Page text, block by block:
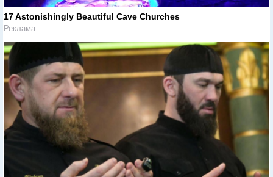
17 Astonishingly Beautiful Cave Churches
Реклама